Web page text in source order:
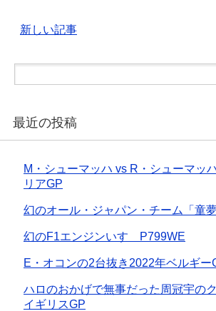
新しい記事
最近の投稿
M・シューマッハ vs R・シューマッ
リアGP
幻のオール・ジャパン・チーム「童夢
幻のF1エンジンいすゞP799WE
E・オコンの2台抜き2022年ベルギー
ハロのおかげで無事だった周冠宇の
イギリスGP